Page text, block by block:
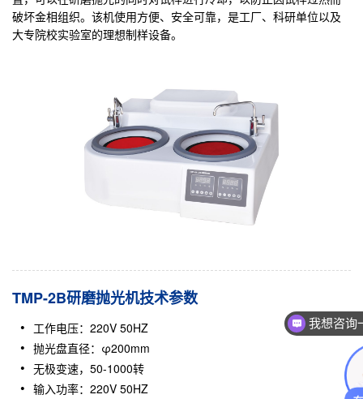
破坏金相组织。该机使用方便、安全可靠，是工厂、科研单位以及
大专院校实验室的理想制样设备。
TMP-2B研磨抛光机技术参数
工作电压：220V 50HZ
抛光盘直径：φ200mm
无极变速，50-1000转
输入功率：220V 50HZ
我想咨询